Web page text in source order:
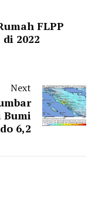
FLPP
2022
Next
Bumi
6,2